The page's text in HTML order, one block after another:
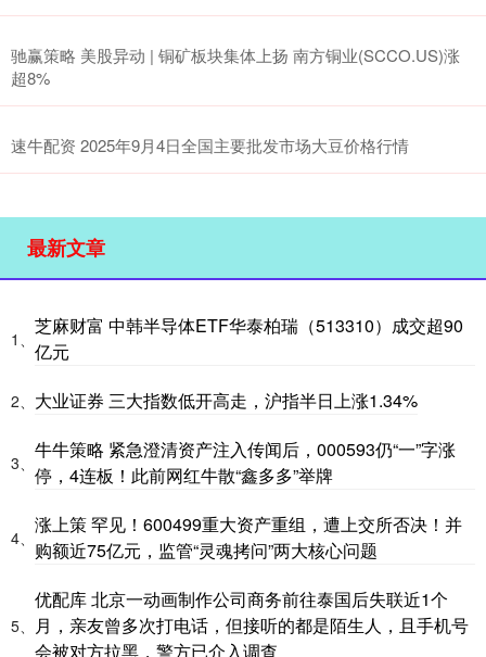
驰赢策略 美股异动 | 铜矿板块集体上扬 南方铜业(SCCO.US)涨
超8%
速牛配资 2025年9月4日全国主要批发市场大豆价格行情
最新文章
1、
芝麻财富 中韩半导体ETF华泰柏瑞（513310）成交超90
亿元
2、 大业证券 三大指数低开高走，沪指半日上涨1.34%
3、
牛牛策略 紧急澄清资产注入传闻后，000593仍“一”字涨
停，4连板！此前网红牛散“鑫多多”举牌
4、
涨上策 罕见！600499重大资产重组，遭上交所否决！并
购额近75亿元，监管“灵魂拷问”两大核心问题
5、
优配库 北京一动画制作公司商务前往泰国后失联近1个
月，亲友曾多次打电话，但接听的都是陌生人，且手机号
会被对方拉黑，警方已介入调查